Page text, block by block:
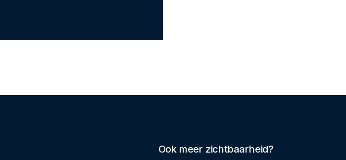
Ook meer zichtbaarheid?